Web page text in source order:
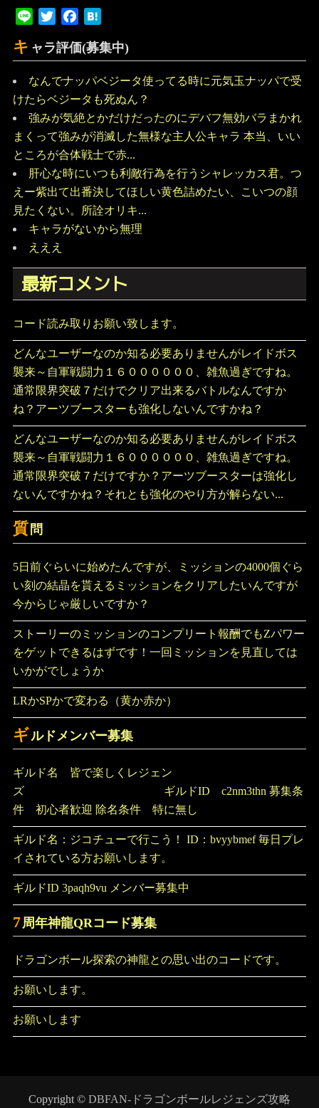
Line Twitter Facebook
キ ャラ評価(募集中)
なんでナッパベジータ使ってる時に元気玉ナッパで受
けたらベジータも死ぬん？
強みが気絶とかだけだったのにデバフ無効バラまかれ
まくって強みが消滅した無様な主人公キャラ 本当、いい
ところが合体戦士で赤...
肝心な時にいつも利敵行為を行うシャレッカス君。つ
えー紫出て出番決してほしい黄色詰めたい、こいつの顔
見たくない。所詮オリキ...
キャラがないから無理
えええ
最新コメント
コード読み取りお願い致します。
どんなユーザーなのか知る必要ありませんがレイドボス
襲来～自軍戦闘力１６００００００、雑魚過ぎですね。
通常限界突破７だけでクリア出来るバトルなんですか
ね？アーツブースターも強化しないんですかね？
どんなユーザーなのか知る必要ありませんがレイドボス
襲来～自軍戦闘力１６００００００、雑魚過ぎですね。
通常限界突破７だけですか？アーツブースターは強化し
ないんですかね？それとも強化のやり方が解らない...
質 問
5日前ぐらいに始めたんですが、ミッションの4000個ぐら
い刻の結晶を貰えるミッションをクリアしたいんですが
今からじゃ厳しいですか？
ストーリーのミッションのコンプリート報酬でもZパワー
をゲットできるはずです！一回ミッションを見直しては
いかがでしょうか
LRかSPかで変わる（黄か赤か）
ギルドメンバー募集
ギルド名 皆で楽しくレジェン
ズ ギルドID c2nm3thn 募集条
件 初心者歓迎 除名条件 特に無し
ギルド名：ジコチューで行こう！ ID：bvyybmef 毎日プレ
イされている方お願いします。
ギルドID 3paqh9vu メンバー募集中
7周年神龍QRコード募集
ドラゴンボール探索の神龍との思い出のコードです。
お願いします。
お願いします
Copyright © DBFAN-ドラゴンボールレジェンズ攻略